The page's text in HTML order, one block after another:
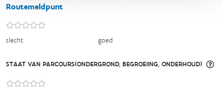
slecht goed
Routemeldpunt
STAAT VAN PARCOURS(ONDERGROND, BEGROEIING, ONDERHOUD)